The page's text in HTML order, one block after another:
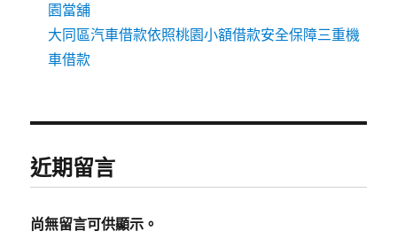
園當舖
大同區汽車借款依照桃園小額借款安全保障三重機
車借款
近期留言
尚無留言可供顯示。